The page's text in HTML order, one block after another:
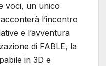
voci, un unico
l’incontro
e l’avventura
di FABLE, la
in 3D e